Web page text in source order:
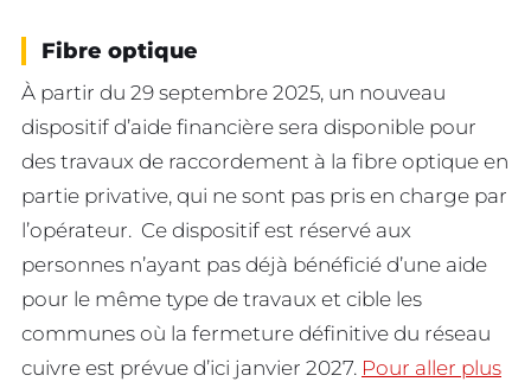
Fibre optique
À partir du 29 septembre 2025, un nouveau
dispositif d’aide financière sera disponible pour
des travaux de raccordement à la fibre optique en
partie privative, qui ne sont pas pris en charge par
l’opérateur. Ce dispositif est réservé aux
personnes n’ayant pas déjà bénéficié d’une aide
pour le même type de travaux et cible les
communes où la fermeture définitive du réseau
cuivre est prévue d’ici janvier 2027. Pour aller plus